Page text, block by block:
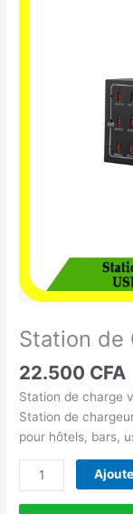
Station de
22.500 CFA
Station de charge
Station de
pour hôtels, bars,